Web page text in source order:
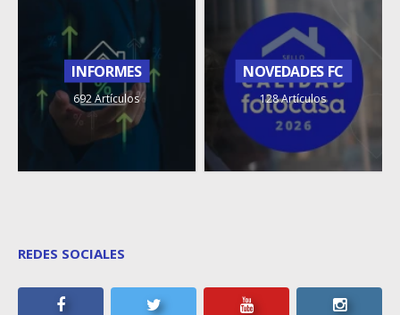
INFORMES
692 Artículos
NOVEDADES FC
128 Artículos
REDES SOCIALES